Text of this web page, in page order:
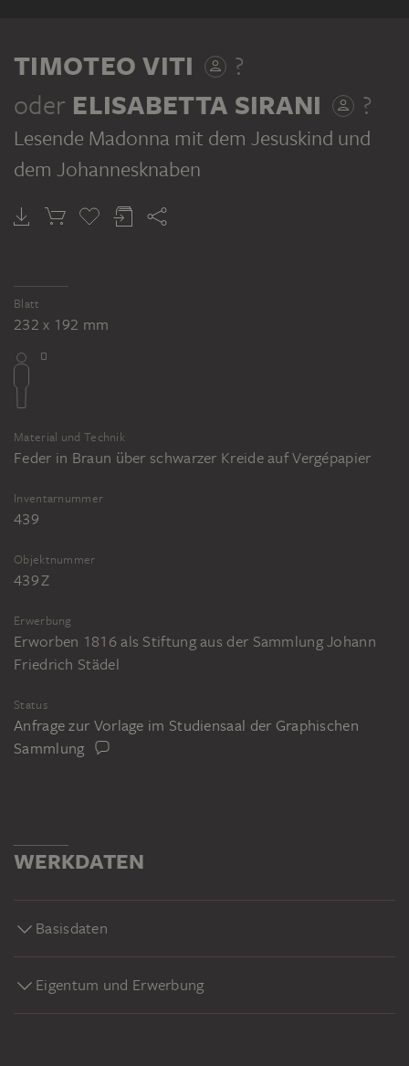
TIMOTEO VITI
?
oder ELISABETTA SIRANI ?
Lesende Madonna mit dem Jesuskind und
dem Johannesknaben
Blatt
232 x 192 mm
Material und Technik
Feder in Braun über schwarzer Kreide auf Vergépapier
Inventarnummer
439
Objektnummer
439 Z
Erwerbung
Erworben 1816 als Stiftung aus der Sammlung Johann
Friedrich Städel
Status
Anfrage zur Vorlage im Studiensaal der Graphischen
Sammlung
WERKDATEN
Basisdaten
Eigentum und Erwerbung